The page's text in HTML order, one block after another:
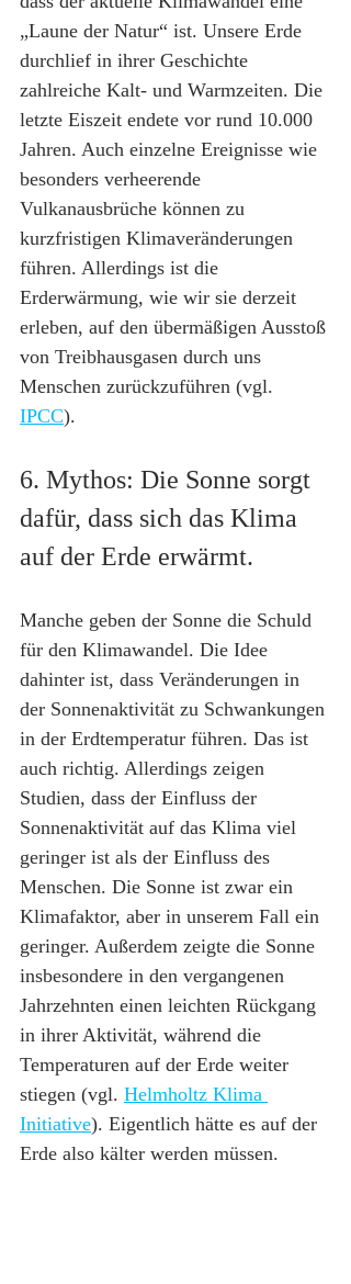
„Laune der Natur“ ist. Unsere Erde
durchlief in ihrer Geschichte
zahlreiche Kalt- und Warmzeiten. Die
letzte Eiszeit endete vor rund 10.000
Jahren. Auch einzelne Ereignisse wie
besonders verheerende
Vulkanausbrüche können zu
kurzfristigen Klimaveränderungen
führen. Allerdings ist die
Erderwärmung, wie wir sie derzeit
erleben, auf den übermäßigen Ausstoß
von Treibhausgasen durch uns
Menschen zurückzuführen (vgl.
IPCC).
6. Mythos: Die Sonne sorgt
dafür, dass sich das Klima
auf der Erde erwärmt.
Manche geben der Sonne die Schuld
für den Klimawandel. Die Idee
dahinter ist, dass Veränderungen in
der Sonnenaktivität zu Schwankungen
in der Erdtemperatur führen. Das ist
auch richtig. Allerdings zeigen
Studien, dass der Einfluss der
Sonnenaktivität auf das Klima viel
geringer ist als der Einfluss des
Menschen. Die Sonne ist zwar ein
Klimafaktor, aber in unserem Fall ein
geringer. Außerdem zeigte die Sonne
insbesondere in den vergangenen
Jahrzehnten einen leichten Rückgang
in ihrer Aktivität, während die
Temperaturen auf der Erde weiter
stiegen (vgl. Helmholtz Klima
Initiative). Eigentlich hätte es auf der
Erde also kälter werden müssen.